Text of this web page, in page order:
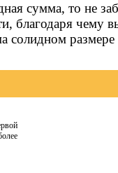
сумма, то не
благодаря чему
солидном